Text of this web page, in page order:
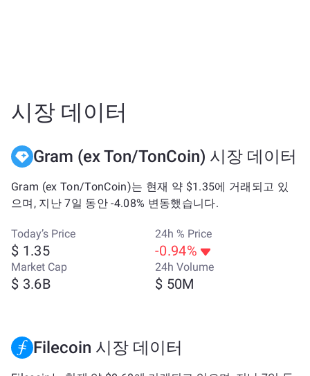
시장 데이터
Gram (ex Ton/TonCoin) 시장 데이터
Gram (ex Ton/TonCoin)는 현재 약 $1.35에 거래되고 있
으며, 지난 7일 동안 -4.08% 변동했습니다.
Today’s Price
$ 1.35
24h % Price
-0.94%
Market Cap
$ 3.6B
24h Volume
$ 50M
Filecoin 시장 데이터